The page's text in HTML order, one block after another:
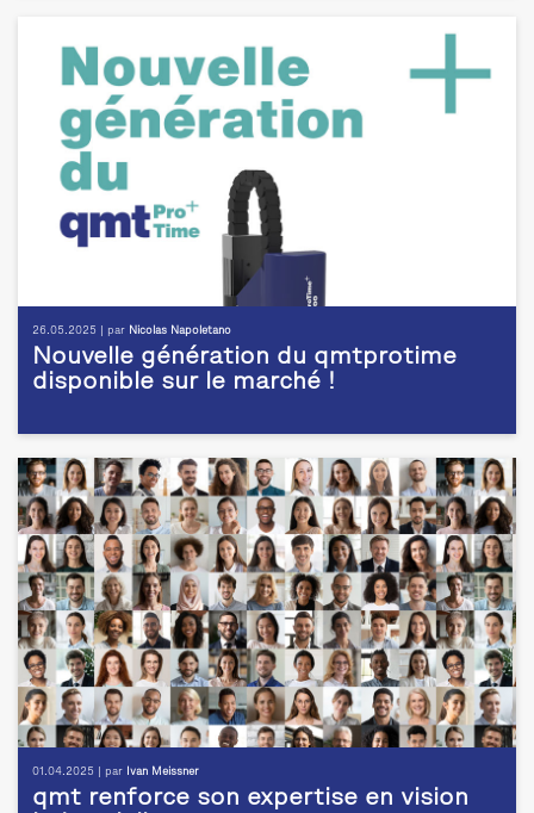
26.05.2025 | par Nicolas Napoletano
Nouvelle génération du qmtprotime
disponible sur le marché !
01.04.2025 | par Ivan Meissner
qmt renforce son expertise en vision